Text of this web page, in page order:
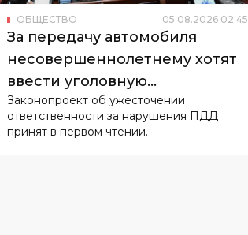
ОБЩЕСТВО 05.08.2026 02:45
За передачу автомобиля
несовершеннолетнему хотят
ввести уголовную
ответственность
Законопроект об ужесточении
ответственности за нарушения ПДД
принят в первом чтении.